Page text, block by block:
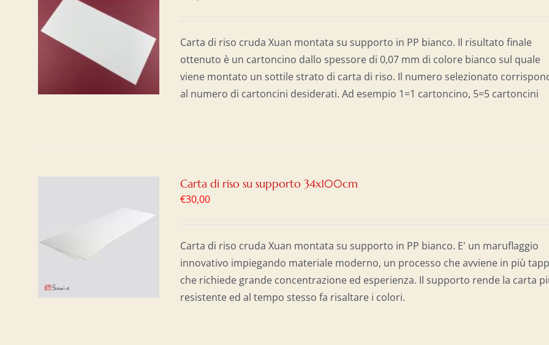
Carta di riso cruda Xuan montata su supporto in PP bianco. Il risultato finale
ottenuto è un cartoncino dallo spessore di 0,07 mm di colore bianco sul quale
viene montato un sottile strato di carta di riso. Il numero selezionato
al numero di cartoncini desiderati. Ad esempio 1=1 cartoncino, 5=5 cartoncini
Carta di riso su supporto 34x100cm
€30,00
Carta di riso cruda Xuan montata su supporto in PP bianco. E' un maruflaggio
innovativo impiegando materiale moderno, un processo che avviene in più
che richiede grande concentrazione ed esperienza. Il supporto rende la carta
resistente ed al tempo stesso fa risaltare i colori.